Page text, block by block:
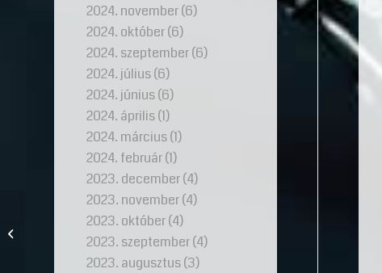
2024. november(6)
2024. október(6)
2024. szeptember(6)
2024. július(6)
2024. június(6)
2024. április(1)
2024. március(1)
2024. február(1)
2023. december(4)
2023. november(4)
2023. október(4)
2023. szeptember(4)
2023. augusztus(3)
Fehérarany gyűrű
vásárlásakor gyakran
elkövetett hibák